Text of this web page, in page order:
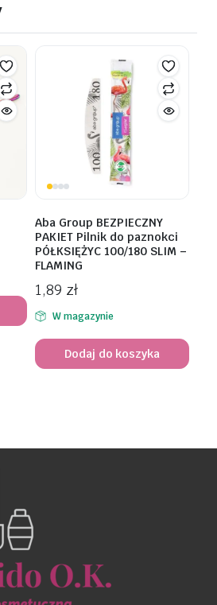
Aba Group BEZPIECZNY
PAKIET Pilnik do paznokci
PÓŁKSIĘŻYC 100/180 SLIM –
FLAMING
1,89 zł
W magazynie
Dodaj do koszyka